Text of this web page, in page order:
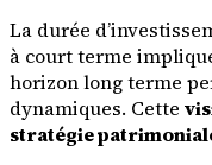
La durée
à court terme
horizon long terme
dynamiques. Cette
stratégie